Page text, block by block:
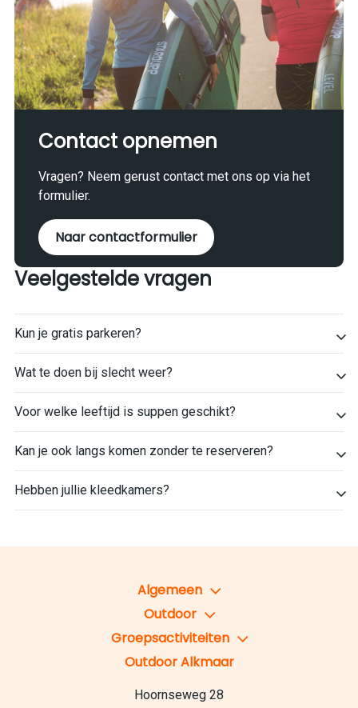
Contact opnemen
Vragen? Neem gerust contact met ons op via het
formulier.
Naar contactformulier
Veelgestelde vragen
Kun je gratis parkeren?
Wat te doen bij slecht weer?
Voor welke leeftijd is suppen geschikt?
Kan je ook langs komen zonder te reserveren?
Hebben jullie kleedkamers?
Algemeen
Outdoor
Groepsactiviteiten
Outdoor Alkmaar
Hoornseweg 28